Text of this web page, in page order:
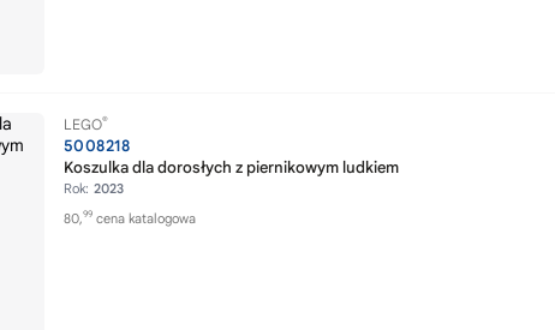
LEGO®
5008218
Koszulka dla dorosłych z piernikowym ludkiem
Rok: 2023
80,99 cena katalogowa